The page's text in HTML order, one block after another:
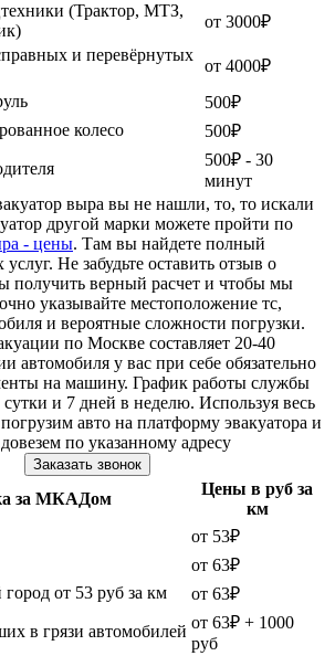
(Трактор, МТЗ,
от 3000₽
и перевёрнутых
от 4000₽
500₽
колесо
500₽
500₽ - 30
минут
выра вы не нашли, то, то искали
другой марки можете пройти по
- цены. Там вы найдете полный
Не забудьте оставить отзыв о
получить верный расчет и чтобы мы
указывайте местоположение тс,
и вероятные сложности погрузки.
по Москве составляет 20-40
автомобиля у вас при себе обязательно
на машину. График работы службы
сутки и 7 дней в неделю. Используя весь
авто на платформу эвакуатора и
по указанному адресу
Заказать звонок
за МКАДом
Цены в руб за
км
от 53₽
от 63₽
от 53 руб за км
от 63₽
в грязи автомобилей от 63₽ + 1000
руб